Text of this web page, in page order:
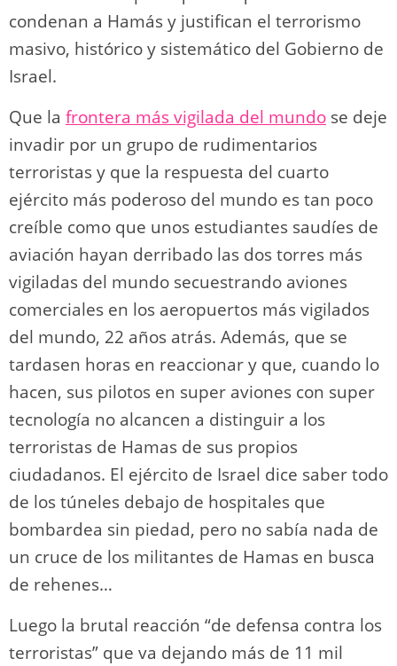
condenan a Hamás y justifican el terrorismo
masivo, histórico y sistemático del Gobierno de
Israel.
Que la frontera más vigilada del mundo se deje
invadir por un grupo de rudimentarios
terroristas y que la respuesta del cuarto
ejército más poderoso del mundo es tan poco
creíble como que unos estudiantes saudíes de
aviación hayan derribado las dos torres más
vigiladas del mundo secuestrando aviones
comerciales en los aeropuertos más vigilados
del mundo, 22 años atrás. Además, que se
tardasen horas en reaccionar y que, cuando lo
hacen, sus pilotos en super aviones con super
tecnología no alcancen a distinguir a los
terroristas de Hamas de sus propios
ciudadanos. El ejército de Israel dice saber todo
de los túneles debajo de hospitales que
bombardea sin piedad, pero no sabía nada de
un cruce de los militantes de Hamas en busca
de rehenes…
Luego la brutal reacción “de defensa contra los
terroristas” que va dejando más de 11 mil